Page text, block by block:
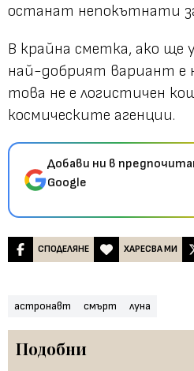
останат непокътнати
В крайна сметка, ако ще
най-добрият вариант е
това не е логистичен
космическите агенции.
Добави ни в
Google
СПОДЕЛЯНЕ ХАРЕСВА МИ
астронавт смърт луна
Подобни